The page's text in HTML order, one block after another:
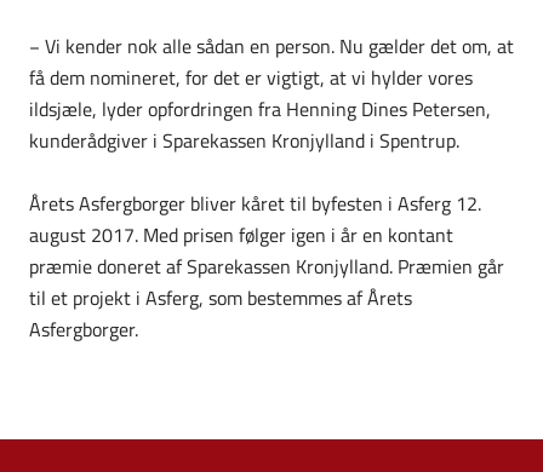
− Vi kender nok alle sådan en person. Nu gælder det om, at
få dem nomineret, for det er vigtigt, at vi hylder vores
ildsjæle, lyder opfordringen fra Henning Dines Petersen,
kunderådgiver i Sparekassen Kronjylland i Spentrup.
Årets Asfergborger bliver kåret til byfesten i Asferg 12.
august 2017. Med prisen følger igen i år en kontant
præmie doneret af Sparekassen Kronjylland. Præmien går
til et projekt i Asferg, som bestemmes af Årets
Asfergborger.